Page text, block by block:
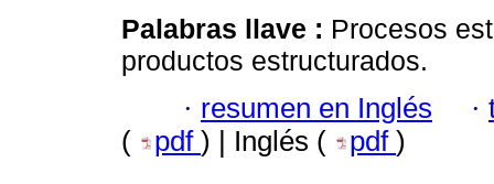
Palabras llave : Procesos
productos estructurados.
· resumen en Inglés ·
(
pdf ) | Inglés ( pdf )